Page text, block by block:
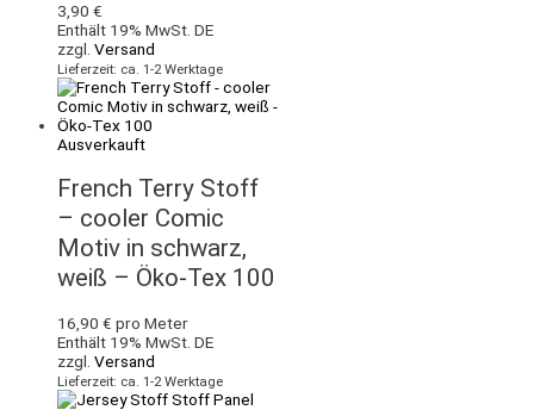
3,90 €
Enthält 19% MwSt. DE
zzgl. Versand
Lieferzeit: ca. 1-2 Werktage
Ausverkauft
French Terry Stoff
– cooler Comic
Motiv in schwarz,
weiß – Öko-Tex 100
16,90 € pro Meter
Enthält 19% MwSt. DE
zzgl. Versand
Lieferzeit: ca. 1-2 Werktage